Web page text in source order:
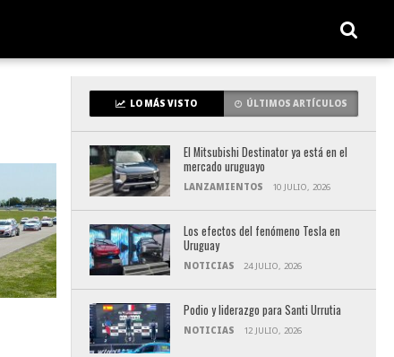
LO MÁS VISTO ÚLTIMOS ARTÍCULOS
El Mitsubishi Destinator ya está en el
mercado uruguayo
LANZAMIENTOS 10 JULIO, 2026
Los efectos del fenómeno Tesla en
Uruguay
NOTICIAS 24 JULIO, 2026
Podio y liderazgo para Santi Urrutia
NOTICIAS 12 JULIO, 2026